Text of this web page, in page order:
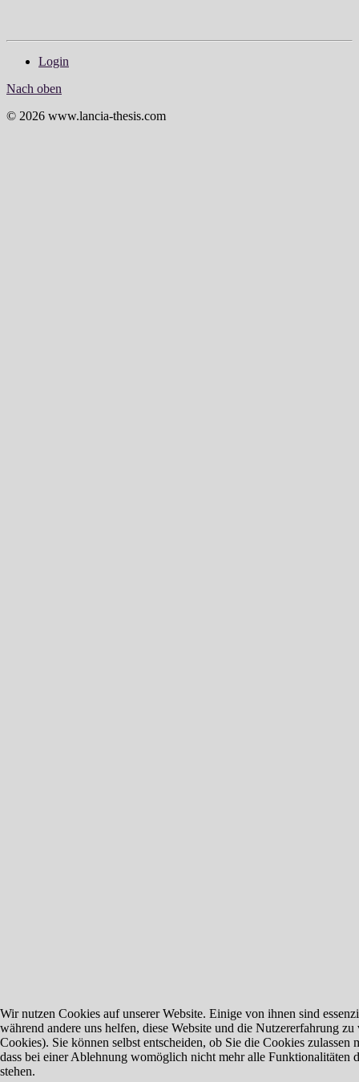
Login
Nach oben
© 2026 www.lancia-thesis.com
Wir nutzen Cookies auf unserer Website. Einige von ihnen sind
während andere uns helfen, diese Website und die Nutzererfahrung zu
Cookies). Sie können selbst entscheiden, ob Sie die Cookies zulassen
dass bei einer Ablehnung womöglich nicht mehr alle Funktionalitäten
stehen.